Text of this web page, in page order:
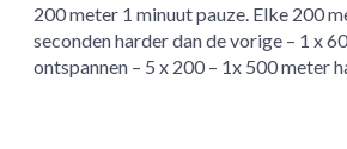
200 meter 1 minuut pauze. Elke 200
seconden harder dan de vorige – 1 x
ontspannen – 5 x 200 – 1x 500 meter